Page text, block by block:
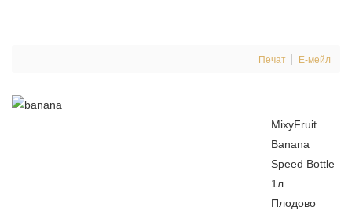
Печат Е-мейл
MixyFruit
Banana
Speed Bottle
1л
Плодово